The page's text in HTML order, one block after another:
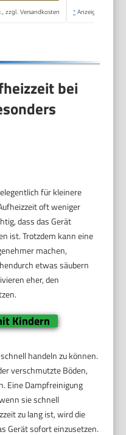
Boden,
zzgl. Versandkosten * Anzeige
bei
für kleinere
oft weniger
dass das Gerät
ist. Trotzdem kann eine
machen,
etwas säubern
eher, den
Kindern
handeln zu können.
verschmutzte Böden,
Eine Dampfreinigung
sie schnell
zu lang ist, wird die
Gerät sofort einzusetzen.